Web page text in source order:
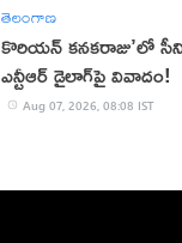
తెలంగాణ
కొరియన్ కనకరాజు’లో
ఎన్టీఆర్ డైలాగ్‌పై వివాదం!
Aug 07, 2026, 08:08 IST